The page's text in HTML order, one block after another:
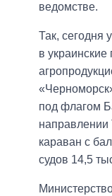
ведомстве.
Так, сегодня
в украинские
под флагом
направлении
караван с
судов 14,5